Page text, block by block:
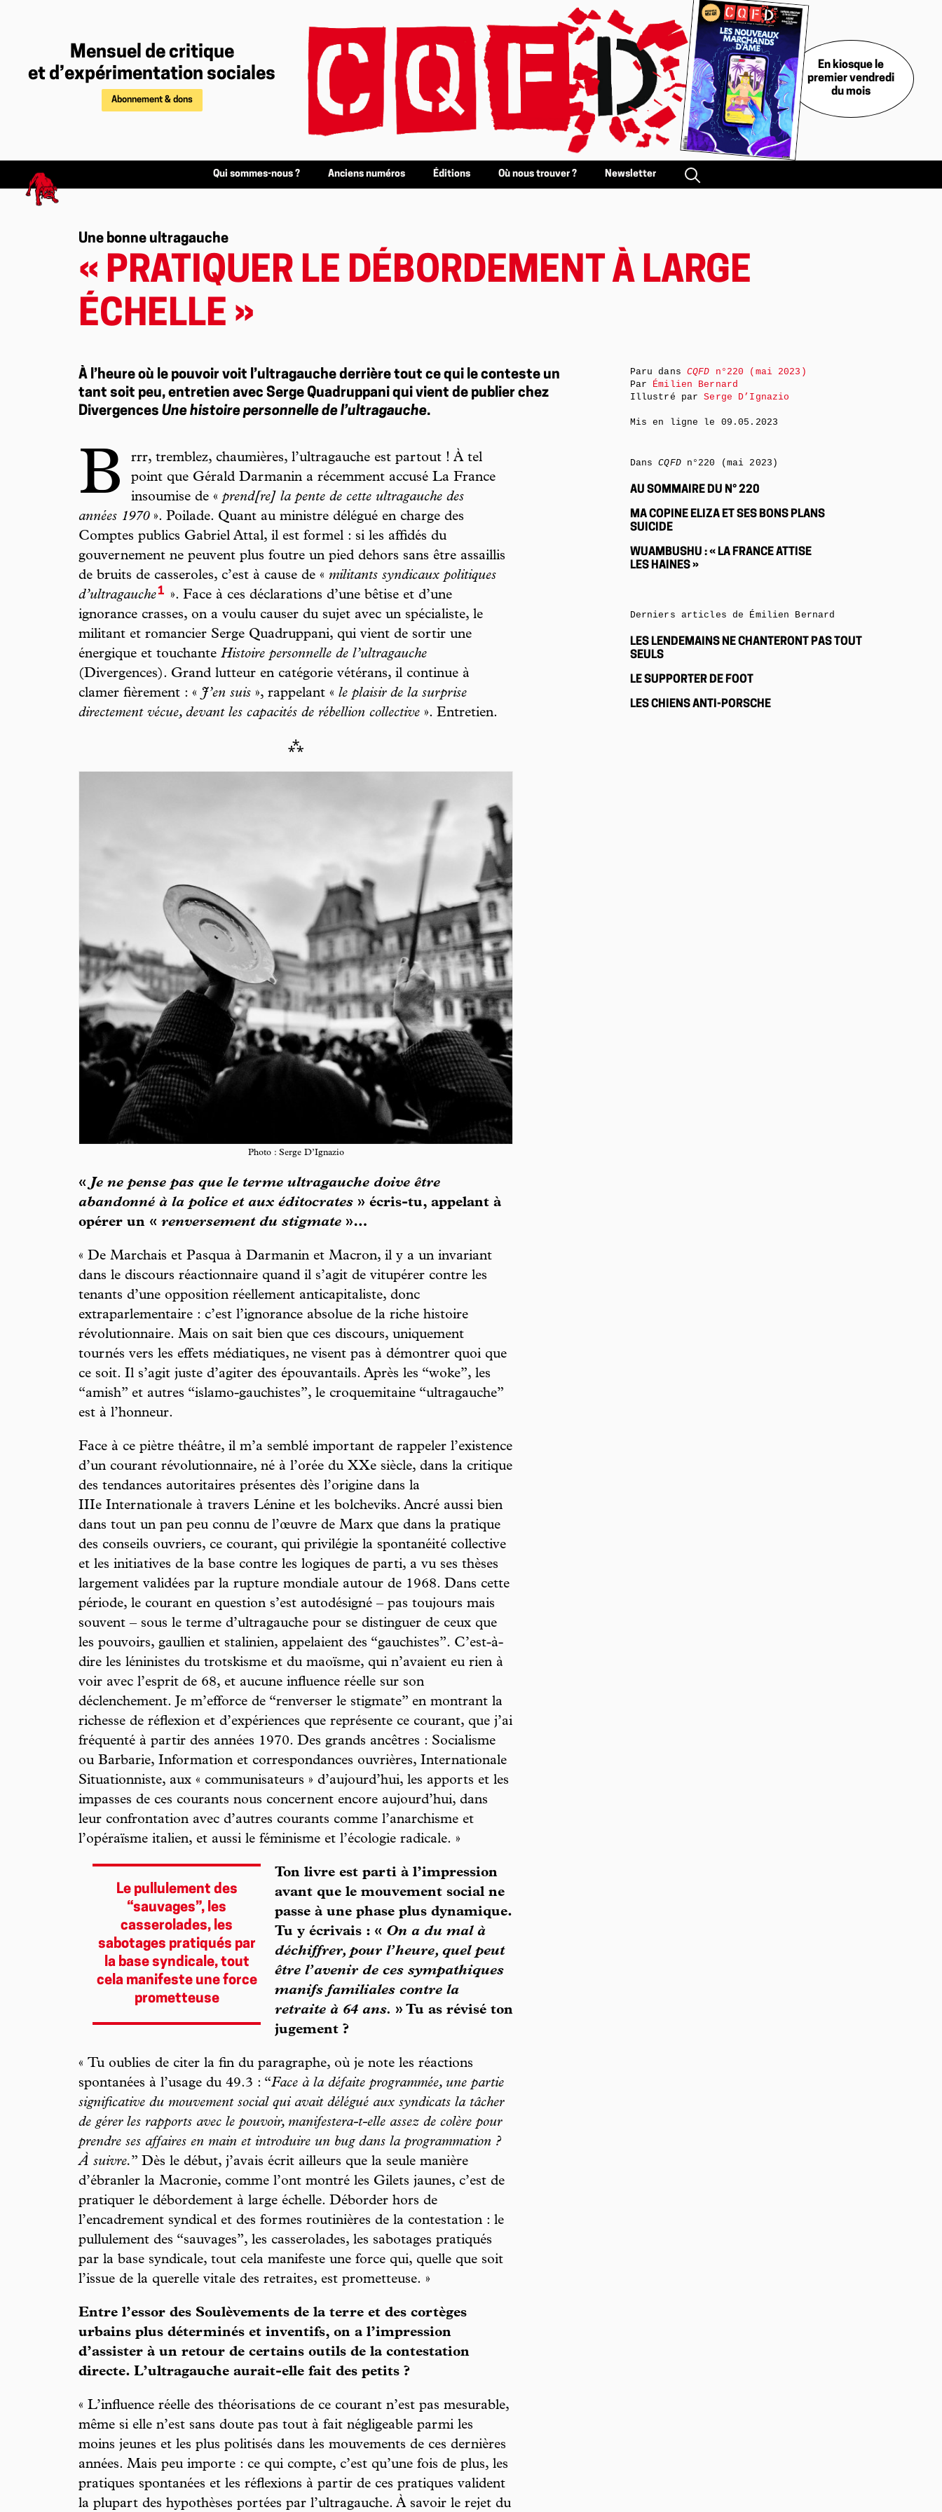
Mensuel de critique
et d’expérimentation sociales
Abonnement & dons
En kiosque le
premier vendredi
du mois
Qui sommes-nous ? Anciens numéros Éditions Où nous trouver ? Newsletter
Une bonne ultragauche
« PRATIQUER LE DÉBORDEMENT À LARGE
ÉCHELLE »
À l’heure où le pouvoir voit l’ultragauche derrière tout ce qui le conteste un
tant soit peu, entretien avec Serge Quadruppani qui vient de publier chez
Divergences Une histoire personnelle de l’ultragauche.
B
rrr, tremblez, chaumières, l’ultragauche est partout ! À tel
point que Gérald Darmanin a récemment accusé La France
insoumise de « prend[re] la pente de cette ultragauche des
années 1970». Poilade. Quant au ministre délégué en charge des
Comptes publics Gabriel Attal, il est formel : si les affidés du
gouvernement ne peuvent plus foutre un pied dehors sans être assaillis
de bruits de casseroles, c’est à cause de « militants syndicaux politiques
d’ultragauche1 ». Face à ces déclarations d’une bêtise et d’une
ignorance crasses, on a voulu causer du sujet avec un spécialiste, le
militant et romancier Serge Quadruppani, qui vient de sortir une
énergique et touchante Histoire personnelle de l’ultragauche
(Divergences). Grand lutteur en catégorie vétérans, il continue à
clamer fièrement : «J’en suis », rappelant « le plaisir de la surprise
directement vécue, devant les capacités de rébellion collective ». Entretien.
⁂
Photo : Serge D’Ignazio
«Je ne pense pas que le terme ultragauche doive être
abandonné à la police et aux éditocrates » écris-tu, appelant à
opérer un « renversement du stigmate »…
« De Marchais et Pasqua à Darmanin et Macron, il y a un invariant
dans le discours réactionnaire quand il s’agit de vitupérer contre les
tenants d’une opposition réellement anticapitaliste, donc
extraparlementaire : c’est l’ignorance absolue de la riche histoire
révolutionnaire. Mais on sait bien que ces discours, uniquement
tournés vers les effets médiatiques, ne visent pas à démontrer quoi que
ce soit. Il s’agit juste d’agiter des épouvantails. Après les “woke”, les
“amish” et autres “islamo-gauchistes”, le croquemitaine “ultragauche”
est à l’honneur.
Face à ce piètre théâtre, il m’a semblé important de rappeler l’existence
d’un courant révolutionnaire, né à l’orée du XXe siècle, dans la critique
des tendances autoritaires présentes dès l’origine dans la
IIIe Internationale à travers Lénine et les bolcheviks. Ancré aussi bien
dans tout un pan peu connu de l’œuvre de Marx que dans la pratique
des conseils ouvriers, ce courant, qui privilégie la spontanéité collective
et les initiatives de la base contre les logiques de parti, a vu ses thèses
largement validées par la rupture mondiale autour de 1968. Dans cette
période, le courant en question s’est autodésigné – pas toujours mais
souvent – sous le terme d’ultragauche pour se distinguer de ceux que
les pouvoirs, gaullien et stalinien, appelaient des “gauchistes”. C’est-à-
dire les léninistes du trotskisme et du maoïsme, qui n’avaient eu rien à
voir avec l’esprit de 68, et aucune influence réelle sur son
déclenchement. Je m’efforce de “renverser le stigmate” en montrant la
richesse de réflexion et d’expériences que représente ce courant, que j’ai
fréquenté à partir des années 1970. Des grands ancêtres : Socialisme
ou Barbarie, Information et correspondances ouvrières, Internationale
Situationniste, aux « communisateurs » d’aujourd’hui, les apports et les
impasses de ces courants nous concernent encore aujourd’hui, dans
leur confrontation avec d’autres courants comme l’anarchisme et
l’opéraïsme italien, et aussi le féminisme et l’écologie radicale. »
Le pullulement des
“sauvages”, les
casserolades, les
sabotages pratiqués par
la base syndicale, tout
cela manifeste une force
prometteuse
Ton livre est parti à l’impression
avant que le mouvement social ne
passe à une phase plus dynamique.
Tu y écrivais : « On a du mal à
déchiffrer, pour l’heure, quel peut
être l’avenir de ces sympathiques
manifs familiales contre la
retraite à 64 ans. » Tu as révisé ton
jugement ?
« Tu oublies de citer la fin du paragraphe, où je note les réactions
spontanées à l’usage du 49.3 : “Face à la défaite programmée, une partie
significative du mouvement social qui avait délégué aux syndicats la tâcher
de gérer les rapports avec le pouvoir, manifestera-t-elle assez de colère pour
prendre ses affaires en main et introduire un bug dans la programmation ?
À suivre.” Dès le début, j’avais écrit ailleurs que la seule manière
d’ébranler la Macronie, comme l’ont montré les Gilets jaunes, c’est de
pratiquer le débordement à large échelle. Déborder hors de
l’encadrement syndical et des formes routinières de la contestation : le
pullulement des “sauvages”, les casserolades, les sabotages pratiqués
par la base syndicale, tout cela manifeste une force qui, quelle que soit
l’issue de la querelle vitale des retraites, est prometteuse. »
Entre l’essor des Soulèvements de la terre et des cortèges
urbains plus déterminés et inventifs, on a l’impression
d’assister à un retour de certains outils de la contestation
directe. L’ultragauche aurait-elle fait des petits ?
« L’influence réelle des théorisations de ce courant n’est pas mesurable,
même si elle n’est sans doute pas tout à fait négligeable parmi les
moins jeunes et les plus politisés dans les mouvements de ces dernières
années. Mais peu importe : ce qui compte, c’est qu’une fois de plus, les
pratiques spontanées et les réflexions à partir de ces pratiques valident
la plupart des hypothèses portées par l’ultragauche. À savoir le rejet du
Paru dans CQFD n°220 (mai 2023)
Par Émilien Bernard
Illustré parSerge D’Ignazio
Mis en ligne le 09.05.2023
DansCQFDn°220 (mai 2023)
AU SOMMAIRE DU N° 220
MA COPINE ELIZA ET SES BONS PLANS
SUICIDE
WUAMBUSHU : « LA FRANCE ATTISE
LES HAINES »
Derniers articles de Émilien Bernard
LES LENDEMAINS NE CHANTERONT PAS TOUT
SEULS
LE SUPPORTER DE FOOT
LES CHIENS ANTI-PORSCHE